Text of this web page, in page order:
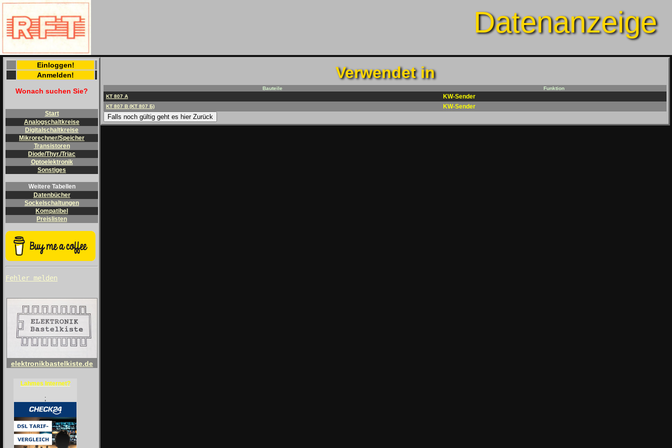
Datenanzeige
Einloggen!
Anmelden!
Wonach suchen Sie?
Start
Analogschaltkreise
Digitalschaltkreise
Mikrorechner/Speicher
Transistoren
Diode/Thyr./Triac
Optoelektronik
Sonstiges
Weitere Tabellen
Datenbücher
Sockelschaltungen
Kompatibel
Preislisten
Fehler melden
elektronikbastelkiste.de
Lahmes Internet?
;
Verwendet in
Bauteile
Funktion
KT 807 A
KW-Sender
KT 807 B (KT 807 Б) KW-Sender
Falls noch gültig geht es hier Zurück